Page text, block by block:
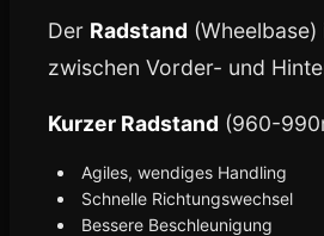
Der Radstand
zwischen Vorder- und
Kurzer Radstand (960-
Agiles, wendiges Handling
Schnelle Richtungswechsel
Bessere Beschleunigung